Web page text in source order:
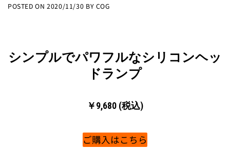
POSTED ON2020/11/30 BY COG
シンプルでパワフルなシリコンヘッ
ドランプ
￥9,680 (税込)
ご購入はこちら